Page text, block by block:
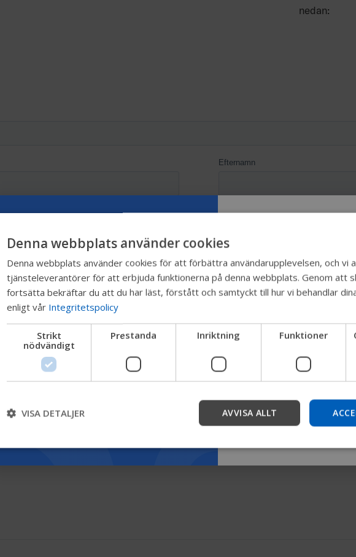
nedan:
Prova vår
Permobil-
Vi testar ett snabbare
produkter, få
enhetssupport.
Denna webbplats använder cookies
Denna webbplats använder cookies för att förbättra användarupplevelsen, och vi
tjänsteleverantörer för att erbjuda funktionerna på denna webbplats. Genom att
fortsätta bekräftar du att du har läst, förstått och samtyckt till hur vi behandlar
enligt vår Integritetspolicy
Strikt
nödvändigt
Prestanda Inriktning Funktioner
AVVISA ALLT
VISA DETALJER